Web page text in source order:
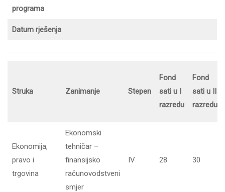
programa
Datum rješenja
Struka Zanimanje Stepen
Fond
sati u I
razredu
Fond
sati u II
razredu
Ekonomija,
pravo i
trgovina
Ekonomski
tehničar –
finansijsko
računovodstveni
smjer
IV 28 30